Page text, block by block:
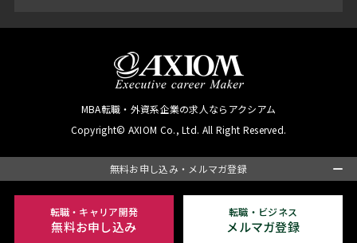
無料お申し込み・メルマガ登録
転職・キャリア開発
無料お申し込み
転職・ビジネス
メルマガ登録
MBA転職・外資系企業の求人ならアクシアム
Copyright© AXIOM Co., Ltd. All Right Reserved.